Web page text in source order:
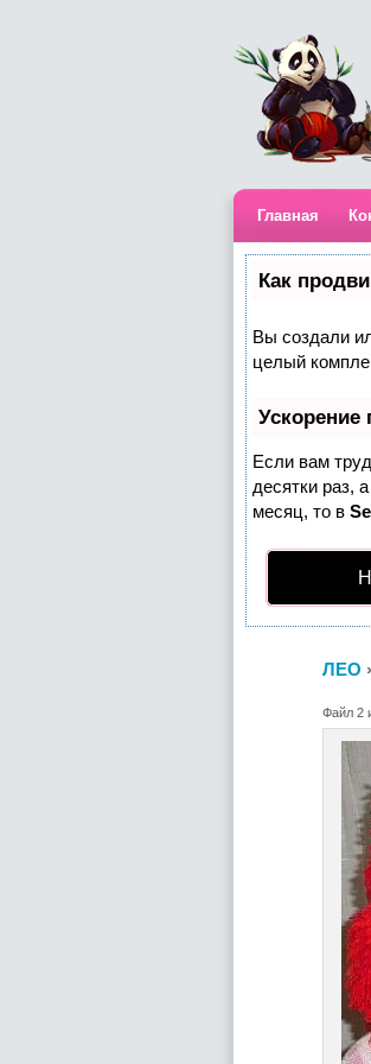
Главная
Как
Вы создали
целый
Ускорение
Если вам
десятки раз,
месяц, то в
ЛЕО
Файл 2